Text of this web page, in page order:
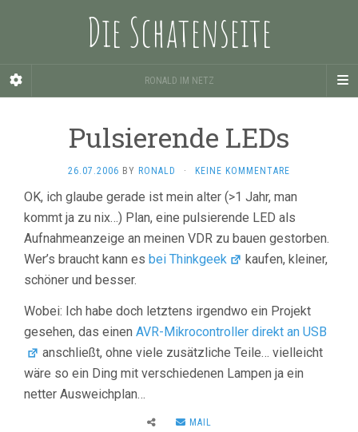
Die Schatenseite
RONALD IM NETZ
Pulsierende LEDs
26.07.2006 BY RONALD · KEINE KOMMENTARE
OK, ich glaube gerade ist mein alter (>1 Jahr, man
kommt ja zu nix…) Plan, eine pulsierende LED als
Aufnahmeanzeige an meinen VDR zu bauen gestorben.
Wer’s braucht kann es bei Thinkgeek
kaufen, kleiner,
schöner und besser.
Wobei: Ich habe doch letztens irgendwo ein Projekt
gesehen, das einen AVR-Mikrocontroller direkt an USB
anschließt, ohne viele zusätzliche Teile… vielleicht
wäre so ein Ding mit verschiedenen Lampen ja ein
netter Ausweichplan…
MAIL